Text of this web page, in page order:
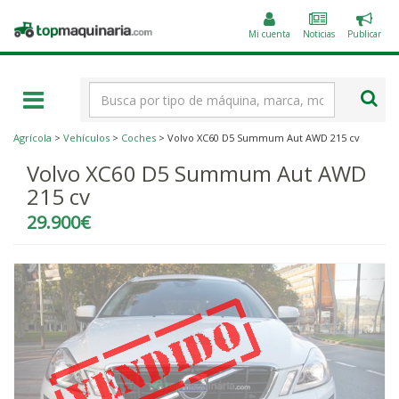
Topmaquinaria.com Mi cuenta Noticias
un
Publicar
Agrícola > Vehículos > Coches > Volvo XC60 D5 Summum Aut AWD 215 cv
Volvo XC60 D5 Summum Aut AWD
215 cv
29.900€